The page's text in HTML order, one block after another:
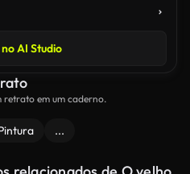
AI Studio
retrato em um caderno.
...